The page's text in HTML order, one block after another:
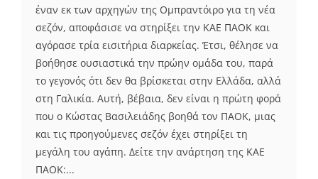
έναν εκ των αρχηγών της Ομπραντόιρο για τη νέα
σεζόν, αποφάσισε να στηρίξει την ΚΑΕ ΠΑΟΚ και
αγόρασε τρία εισιτήρια διαρκείας. Έτσι, θέλησε να
βοήθησε ουσιαστικά την πρώην ομάδα του, παρά
το γεγονός ότι δεν θα βρίσκεται στην Ελλάδα, αλλά
στη Γαλικία. Αυτή, βέβαια, δεν είναι η πρώτη φορά
που ο Κώστας Βασιλειάδης βοηθά τον ΠΑΟΚ, μιας
και τις προηγούμενες σεζόν έχει στηρίξει τη
μεγάλη του αγάπη. Δείτε την ανάρτηση της ΚΑΕ
ΠΑΟΚ:...